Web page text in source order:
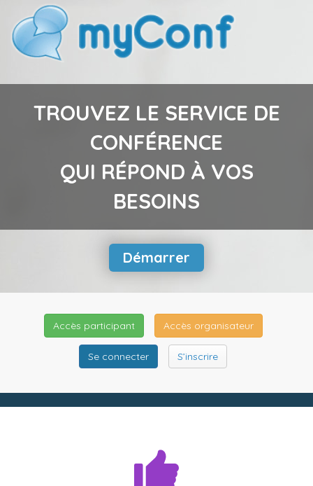
TROUVEZ LE SERVICE DE
CONFÉRENCE
QUI RÉPOND À VOS
BESOINS
Démarrer
Accès participant Accès organisateur
Se connecter S’inscrire